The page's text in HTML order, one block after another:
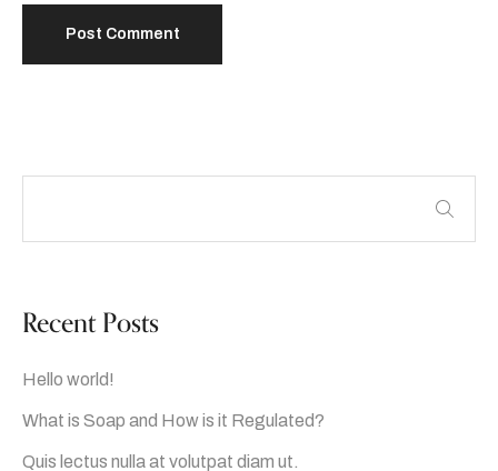
Recent Posts
Hello world!
What is Soap and How is it Regulated?
Quis lectus nulla at volutpat diam ut.